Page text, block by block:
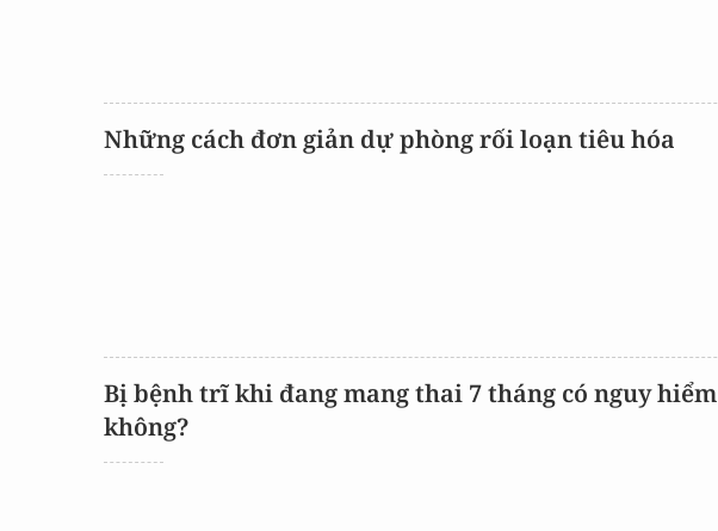
Những cách đơn giản dự phòng rối loạn tiêu hóa
Bị bệnh trĩ khi đang mang thai 7 tháng có nguy hiểm
không?